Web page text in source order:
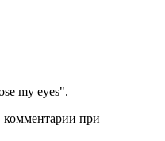
my eyes".
при